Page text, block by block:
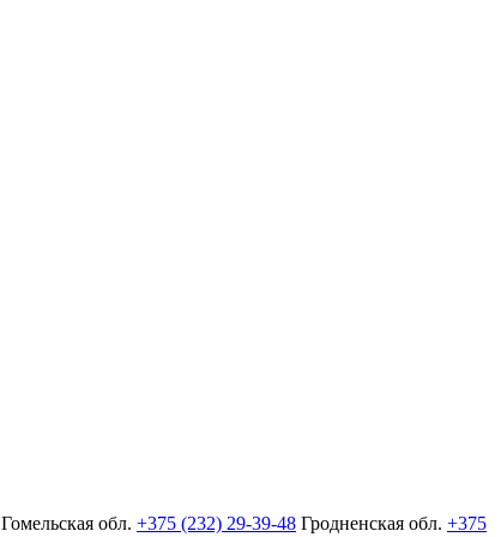
Гомельская обл. +375 (232) 29-39-48 Гродненская обл. +375